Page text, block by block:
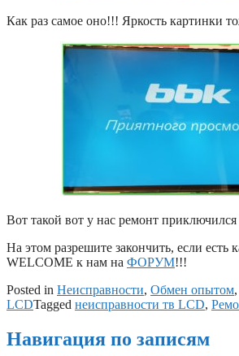
Как раз самое оно!!! Яркость картинки
Вот такой вот у нас ремонт
На этом разрешите закончить, если есть
WELCOME к нам на ФОРУМ!!!
Posted in Неисправности, Обмен опытом,
LCDTagged неисправности тв LCD,
Навигация по записям